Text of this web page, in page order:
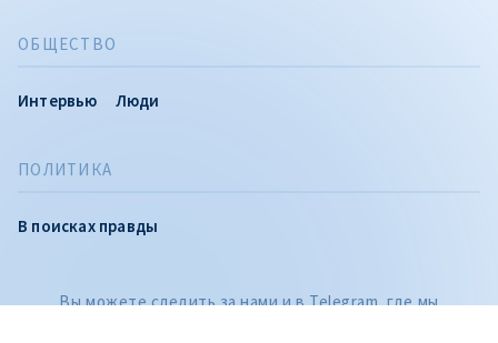
ПОЛИТИКА
В поисках правды
ОБЩЕСТВО
Интервью Люди
Вы можете следить за нами и в Telegram, где мы